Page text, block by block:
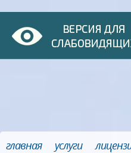
главная услуги